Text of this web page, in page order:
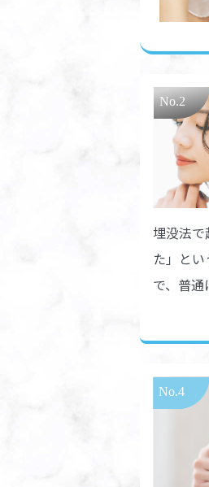
埋没法
た」と
で、普